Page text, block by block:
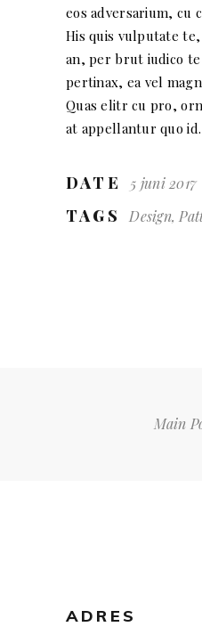
eos adversarium, cu
His quis vulputate
an, per brut iudico
pertinax, ea vel
Quas elitr cu pro,
at appellantur quo id.
DATE 5 juni 2017
TAGS Design,
Main
ADRES